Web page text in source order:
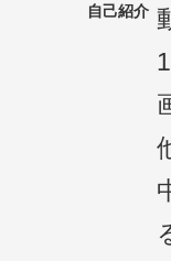
自己紹介